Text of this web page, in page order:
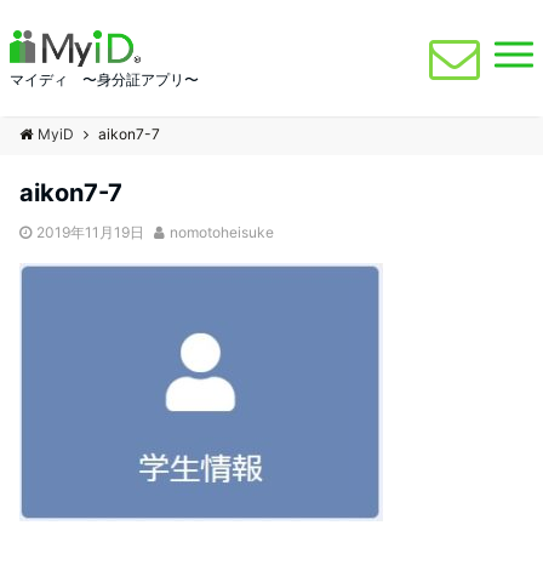
マイディ 〜身分証アプリ〜
MyiD aikon7-7
aikon7-7
2019年11月19日 nomotoheisuke